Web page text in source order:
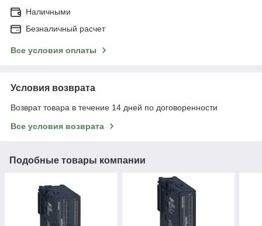
Наличными
Безналичный расчет
Все условия оплаты
Условия возврата
Возврат товара в течение 14 дней по договоренности
Все условия возврата
Подобные товары компании